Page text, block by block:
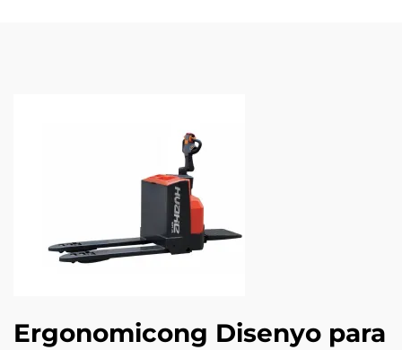
Ergonomicong Disenyo para